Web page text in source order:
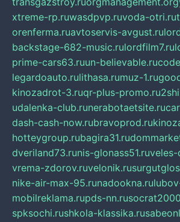
xtreme-rp.ruwasdpvp.ruvoda-otri.ru
orenferma.ruavtoservis-avgust.ru
backstage-682-music.rulordfilm7.ru
prime-cars63.ruun-believable.ru
legardoauto.rulithasa.rumuz-1.ru
kinozadrot-3.ruqr-plus-promo.ru
udalenka-club.runerabotaetsite.ru
dash-cash-now.rubravoprod.ru
hotteygroup.rubagira31.ru
dveriland73.runis-glonass51.ruveles-
vrema-zdorov.ruvelonik.ru
nike-air-max-95.runadookna.ru
mobilreklama.rupds-nn.ru
spksochi.rushkola-klassika.ru